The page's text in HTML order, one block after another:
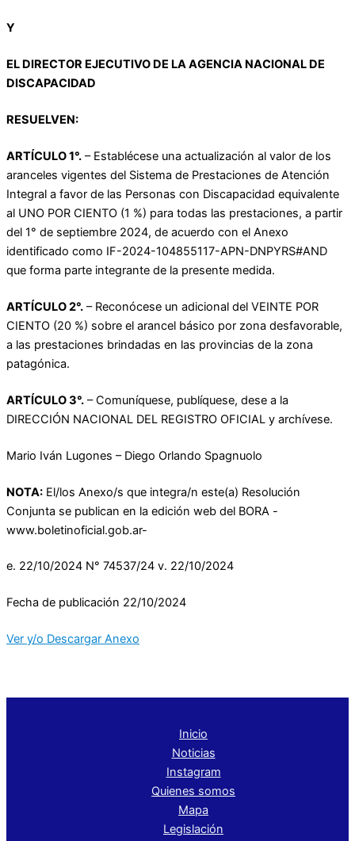
Y
EL DIRECTOR EJECUTIVO DE LA AGENCIA NACIONAL DE
DISCAPACIDAD
RESUELVEN:
ARTÍCULO 1°. – Establécese una actualización al valor de los
aranceles vigentes del Sistema de Prestaciones de Atención
Integral a favor de las Personas con Discapacidad equivalente
al UNO POR CIENTO (1 %) para todas las prestaciones, a partir
del 1° de septiembre 2024, de acuerdo con el Anexo
identificado como IF-2024-104855117-APN-DNPYRS#AND
que forma parte integrante de la presente medida.
ARTÍCULO 2°. – Reconócese un adicional del VEINTE POR
CIENTO (20 %) sobre el arancel básico por zona desfavorable,
a las prestaciones brindadas en las provincias de la zona
patagónica.
ARTÍCULO 3°. – Comuníquese, publíquese, dese a la
DIRECCIÓN NACIONAL DEL REGISTRO OFICIAL y archívese.
Mario Iván Lugones – Diego Orlando Spagnuolo
NOTA: El/los Anexo/s que integra/n este(a) Resolución
Conjunta se publican en la edición web del BORA -
www.boletinoficial.gob.ar-
e. 22/10/2024 N° 74537/24 v. 22/10/2024
Fecha de publicación 22/10/2024
Ver y/o Descargar Anexo
Inicio
Noticias
Instagram
Quienes somos
Mapa
Legislación